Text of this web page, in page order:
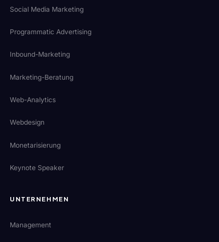
Social Media Marketing
Programmatic Advertising
Inbound-Marketing
Marketing-Beratung
Web-Analytics
Webdesign
Monetarisierung
Keynote Speaker
UNTERNEHMEN
Management